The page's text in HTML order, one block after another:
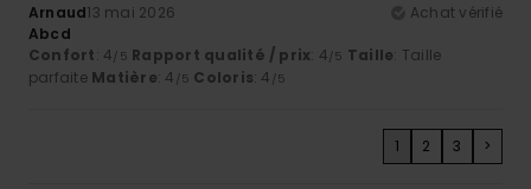
Arnaud13 mai 2026
Achat vérifié
Abcd
Confort: 4 /5 Rapport qualité / prix: 4 /5 Taille: Taille
parfaite Matière: 4 /5 Coloris: 4 /5
1 2 3 >